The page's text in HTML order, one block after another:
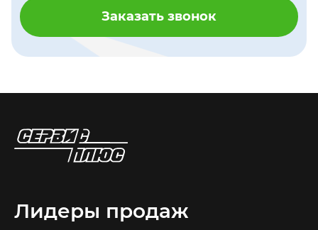
Заказать звонок
Лидеры продаж